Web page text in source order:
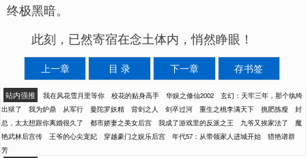
终极黑暗。
此刻，已然寄宿在念土体内，悄然睁眼！
上一章 目 录 下一章 存书签
站内强推 我在风花雪月里等你 校花的贴身高手 华娱之修仙2002
玄幻：天牢三年，那个纨绔
出狱了
我为炉鼎 从军行 曼陀罗妖精 背剑之人 剑卒过河 重生之桃李满天下 挑肥拣瘦
封
总，太太想跟你离婚很久了
都市娇妻之美女后宫 我成了游戏里的反派之王 九爷又挨家法了
魔
艳武林后宫传
王爷的心尖宠妃 穿越豪门之娱乐后宫 年代57：从带领家人进城开始
猎艳谱群
芳